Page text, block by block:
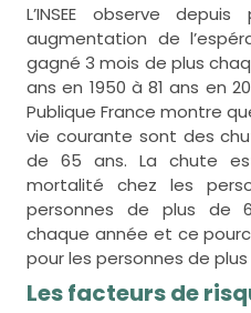
L’INSEE observe
augmentation de
gagné 3 mois de plus
ans en 1950 à 81 ans en
Publique France montre
vie courante sont des
de 65 ans. La chute
mortalité chez les
personnes de plus de
chaque année et ce
pour les personnes de plus
Les facteurs de